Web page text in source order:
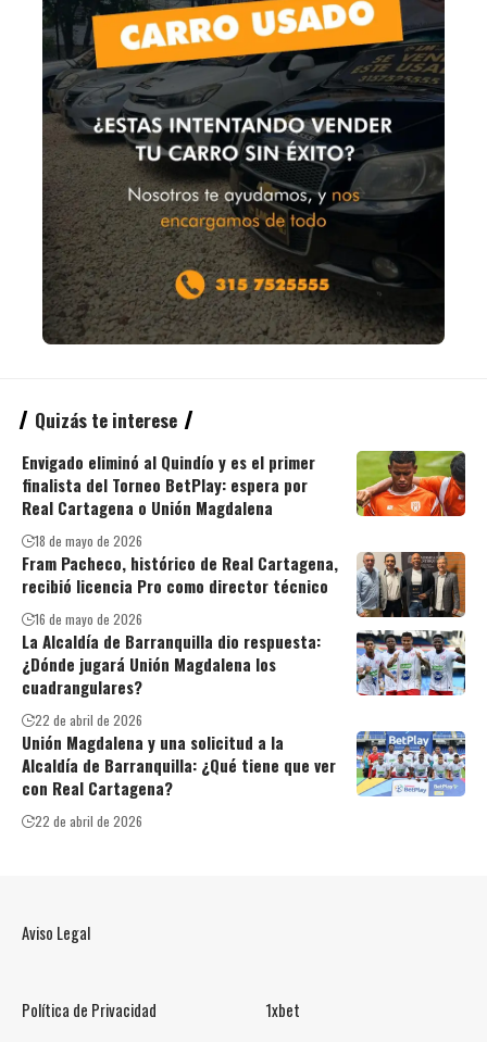
Quizás te interese
Envigado eliminó al Quindío y es el primer
finalista del Torneo BetPlay: espera por
Real Cartagena o Unión Magdalena
18 de mayo de 2026
Fram Pacheco, histórico de Real Cartagena,
recibió licencia Pro como director técnico
16 de mayo de 2026
La Alcaldía de Barranquilla dio respuesta:
¿Dónde jugará Unión Magdalena los
cuadrangulares?
22 de abril de 2026
Unión Magdalena y una solicitud a la
Alcaldía de Barranquilla: ¿Qué tiene que ver
con Real Cartagena?
22 de abril de 2026
Aviso Legal
Política de Privacidad 1xbet